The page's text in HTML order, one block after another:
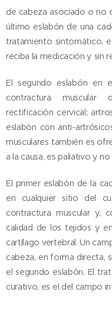
de cabeza asociado o no
último eslabón de una
tratamiento sintomático,
reciba la medicación y sin
El segundo eslabón en
contractura muscular
rectificación cervical;
eslabón con anti-
musculares también es
a la causa, es paliativo y
El primer eslabón de la
en cualquier sitio del
contractura muscular y,
calidad de los tejidos y
cartílago vertebral. Un
cabeza, en forma directa,
el segundo eslabón. El
curativo, es el del campo